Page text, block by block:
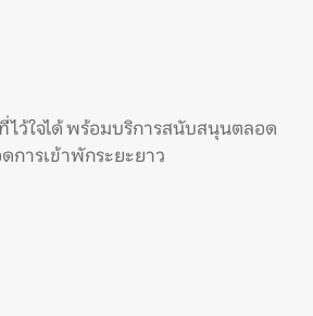
ไว้ใจได้ พร้อมบริการสนับสนุนตลอด
การเข้าพักระยะยาว